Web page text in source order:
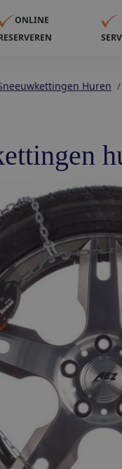
ONLINE
Huren